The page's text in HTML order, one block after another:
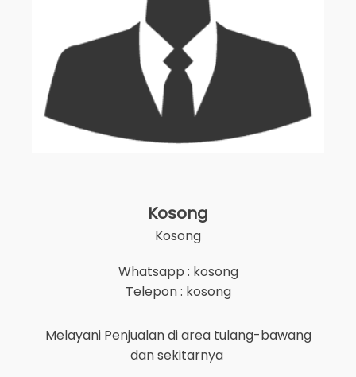
Kosong
Kosong
Whatsapp : kosong
Telepon : kosong
Melayani Penjualan di area tulang-bawang
dan sekitarnya